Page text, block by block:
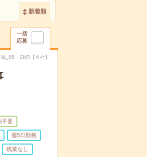
新着順
一括
応募
_05・SNR【本社】
不要
週5日勤務
残業なし